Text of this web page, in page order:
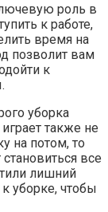
роль в
к работе,
время на
позволит вам
к
уборка
также не
на потом, то
все
лишний
уборке, чтобы